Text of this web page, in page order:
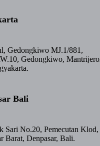
Gedongkiwo MJ.1/881,
Gedongkiwo,
Bali
Sari No.20, Pemecutan
Barat, Denpasar, Bali.